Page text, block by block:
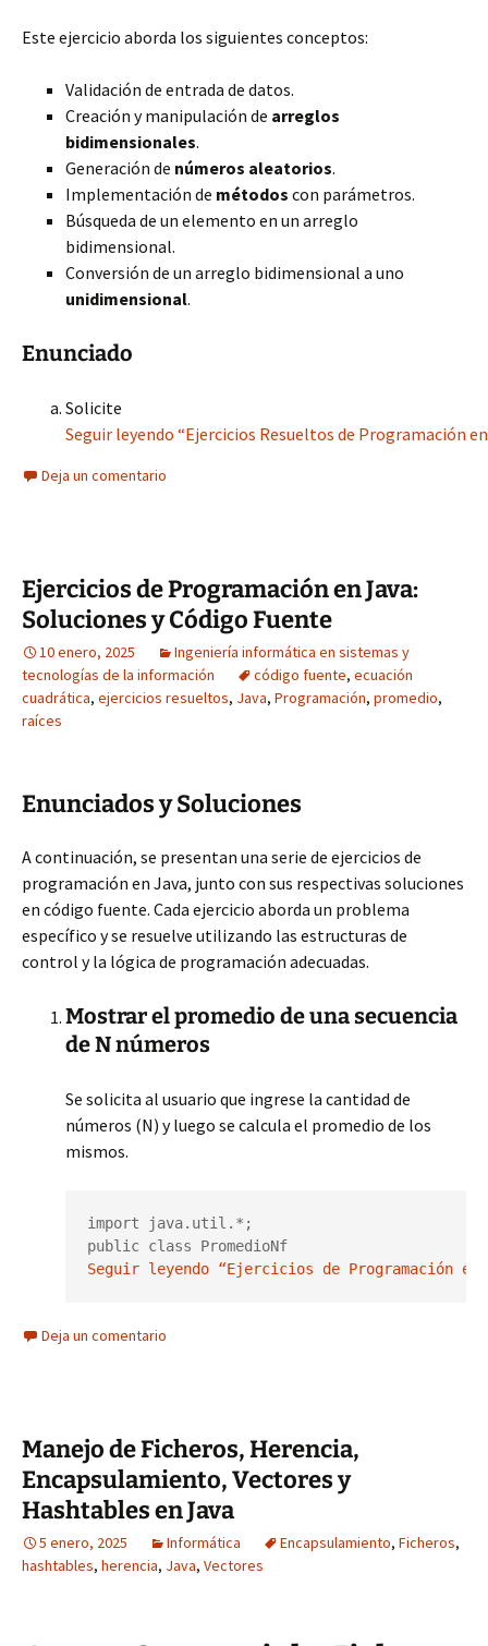
Este ejercicio aborda los siguientes conceptos:
Validación de entrada de datos.
Creación y manipulación de arreglos
bidimensionales.
Generación de números aleatorios.
Implementación de métodos con parámetros.
Búsqueda de un elemento en un arreglo
bidimensional.
Conversión de un arreglo bidimensional a uno
unidimensional.
Enunciado
Solicite
Seguir leyendo “Ejercicios Resueltos de Programación
Deja un comentario
Ejercicios de Programación en Java:
Soluciones y Código Fuente
10 enero, 2025
Ingeniería informática en sistemas y
tecnologías de la información
código fuente, ecuación
cuadrática, ejercicios resueltos, Java, Programación, promedio,
raíces
Enunciados y Soluciones
A continuación, se presentan una serie de ejercicios de
programación en Java, junto con sus respectivas soluciones
en código fuente. Cada ejercicio aborda un problema
específico y se resuelve utilizando las estructuras de
control y la lógica de programación adecuadas.
Mostrar el promedio de una secuencia
de N números
Se solicita al usuario que ingrese la cantidad de
números (N) y luego se calcula el promedio de los
mismos.
import java.util.*;
Seguir leyendo “Ejercicios de Programación
Deja un comentario
Manejo de Ficheros, Herencia,
Encapsulamiento, Vectores y
Hashtables en Java
5 enero, 2025 Informática Encapsulamiento, Ficheros,
hashtables, herencia, Java, Vectores